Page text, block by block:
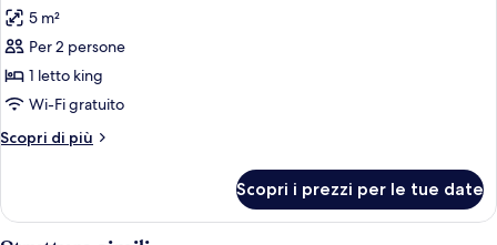
le
foto
per
DOUBLE
KING
SIZE
5 m²
Per 2 persone
1 letto king
Wi-Fi gratuito
Scopri di più
Altri
KING
SIZE
Scopri i prezzi per le tue date